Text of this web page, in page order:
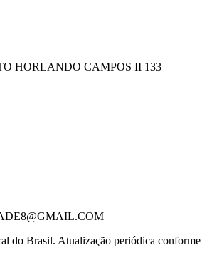
HORLANDO CAMPOS II 133
do Brasil. Atualização periódica conforme